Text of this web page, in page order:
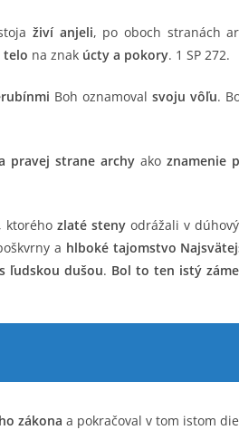
živí anjeli, po oboch stranách
telo na znak úcty a pokory. 1 SP 272.
Boh oznamoval svoju vôľu.
pravej strane archyako znamenie
, ktorého zlaté steny odrážali v
a hlboké tajomstvo
ľudskou dušou. Bol to ten istý
zákona a pokračoval v tom istom